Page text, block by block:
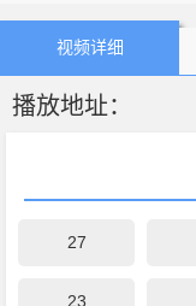
视频详细
播放地址：
27
23